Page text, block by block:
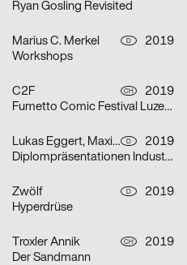
Ryan Gosling Revisited
Marius C. Merkel D
2019
Workshops
C2F CH
2019
Fumetto Comic Festival Luzern 2019
Lukas Eggert, Maximilian Haslauer D
2019
Diplompräsentationen Industriedesign
Zwölf D
2019
Hyperdrüse
Troxler Annik CH
2019
Der Sandmann